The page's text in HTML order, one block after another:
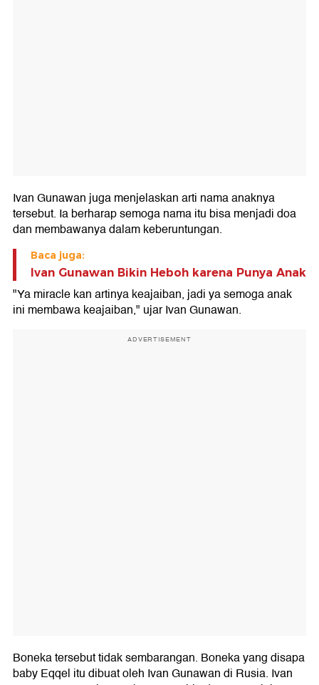
Ivan Gunawan juga menjelaskan arti nama anaknya
tersebut. Ia berharap semoga nama itu bisa menjadi doa
dan membawanya dalam keberuntungan.
Baca juga:
Ivan Gunawan Bikin Heboh karena Punya Anak
"Ya miracle kan artinya keajaiban, jadi ya semoga anak
ini membawa keajaiban," ujar Ivan Gunawan.
ADVERTISEMENT
Boneka tersebut tidak sembarangan. Boneka yang disapa
baby Eqqel itu dibuat oleh Ivan Gunawan di Rusia. Ivan